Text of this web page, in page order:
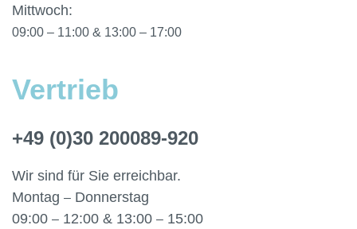
Mittwoch:
09:00 – 11:00 & 13:00 – 17:00
Vertrieb
+49 (0)30 200089-920
Wir sind für Sie erreichbar.
Montag – Donnerstag
09:00 – 12:00 & 13:00 – 15:00